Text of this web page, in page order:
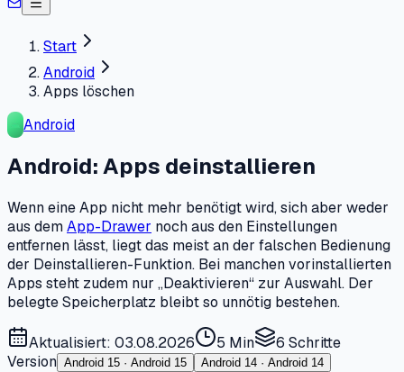
Start
Android
Apps löschen
Android
Android: Apps deinstallieren
Wenn eine App nicht mehr benötigt wird, sich aber weder
aus demApp-Drawer noch aus den Einstellungen
entfernen lässt, liegt das meist an der falschen Bedienung
der Deinstallieren-Funktion. Bei manchen vorinstallierten
Apps steht zudem nur „Deaktivieren“ zur Auswahl. Der
belegte Speicherplatz bleibt so unnötig bestehen.
Aktualisiert: 03.08.2026 5 Min 6 Schritte
Version Android 15 · Android 15 Android 14 · Android 14